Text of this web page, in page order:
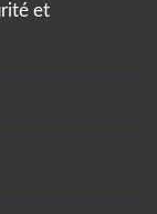
et